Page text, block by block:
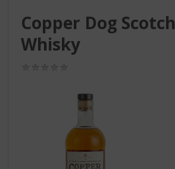
Copper Dog Scotch
Whisky